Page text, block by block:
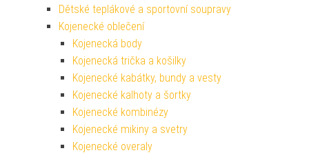
Dětské teplákové a sportovní soupravy
Kojenecké oblečení
Kojenecká body
Kojenecká trička a košilky
Kojenecké kabátky, bundy a vesty
Kojenecké kalhoty a šortky
Kojenecké kombinézy
Kojenecké mikiny a svetry
Kojenecké overaly